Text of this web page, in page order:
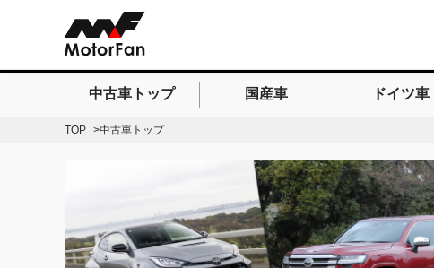
検索したいキーワードを入力
中古車トップ 国産車 ドイツ車
TOP 中古車トップ